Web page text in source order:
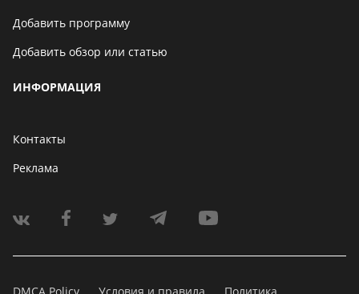
Добавить программу
Добавить обзор или статью
ИНФОРМАЦИЯ
Контакты
Реклама